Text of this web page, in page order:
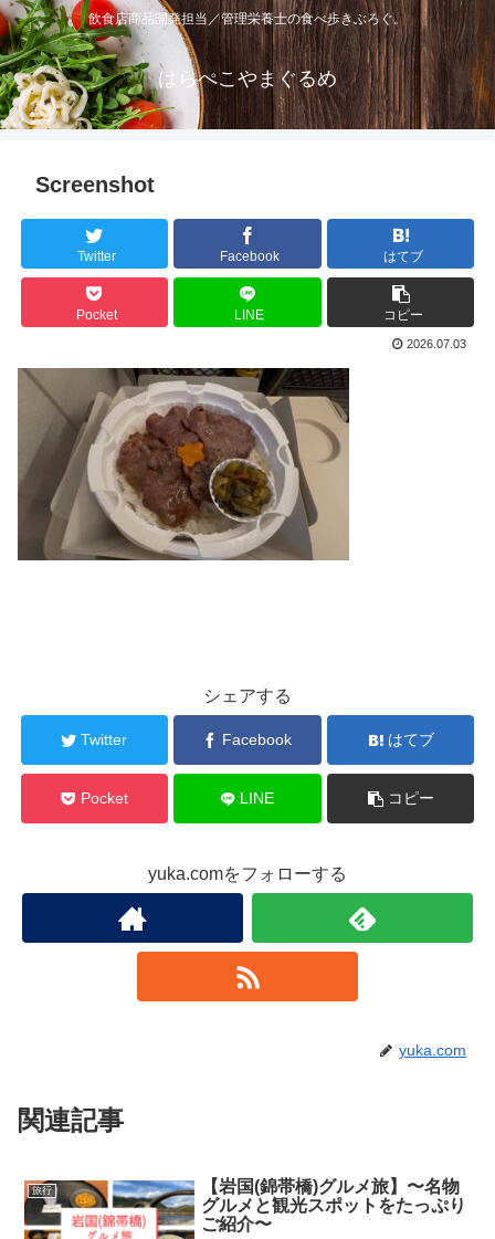
飲食店商品開発担当／管理栄養士の食べ歩きぶろぐ。
はらぺこやまぐるめ
Screenshot
Twitter Facebook はてブ
Pocket LINE コピー
2026.07.03
シェアする
Twitter Facebook はてブ
Pocket LINE コピー
yuka.comをフォローする
yuka.com
関連記事
旅行
【岩国(錦帯橋)グルメ旅】〜名物
グルメと観光スポットをたっぷり
ご紹介〜